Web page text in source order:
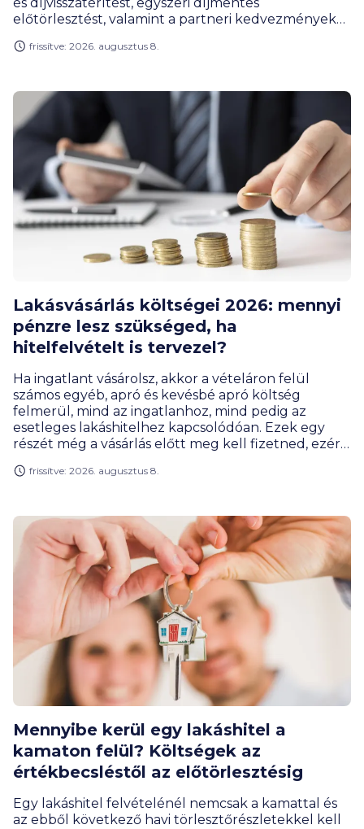
előtörlesztést, valamint a partneri kedvezményeket
a maximum 3 százalékos kedvezményes hitelt
frissítve: 2026. augusztus 8.
Lakásvásárlás költségei 2026: mennyi
pénzre lesz szükséged, ha
hitelfelvételt is tervezel?
Ha ingatlant vásárolsz, akkor a vételáron felül
számos egyéb, apró és kevésbé apró költség
felmerül, mind az ingatlanhoz, mind pedig az
esetleges lakáshitelhez kapcsolódóan. Ezek egy
részét még a vásárlás előtt meg kell fizetned, ezért
rendelkezésedre álló kerettel.
frissítve: 2026. augusztus 8.
Mennyibe kerül egy lakáshitel a
kamaton felül? Költségek az
értékbecsléstől az előtörlesztésig
Egy lakáshitel felvételénél nemcsak a kamattal és
az ebből következő havi törlesztőrészletekkel kell